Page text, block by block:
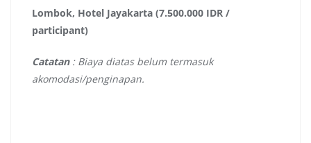
Lombok, Hotel Jayakarta (7.500.000 IDR /
participant)
Catatan : Biaya diatas belum termasuk
akomodasi/penginapan.